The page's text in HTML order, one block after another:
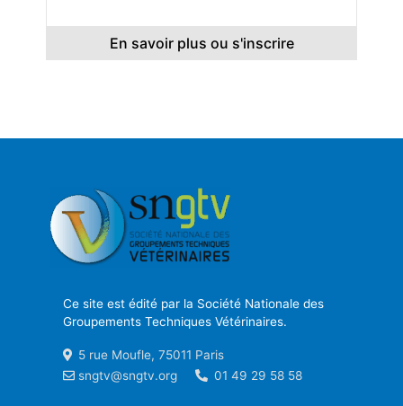
En savoir plus ou s'inscrire
Ce site est édité par la Société Nationale des
Groupements Techniques Vétérinaires.
5 rue Moufle, 75011 Paris
sngtv@sngtv.org
01 49 29 58 58